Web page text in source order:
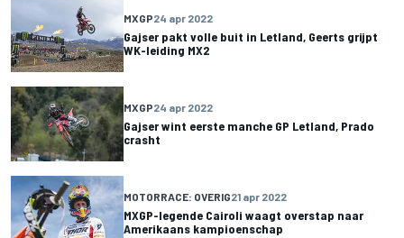
MXGP24 apr 2022
Gajser pakt volle buit in Letland, Geerts grijpt
WK-leiding MX2
MXGP24 apr 2022
Gajser wint eerste manche GP Letland, Prado
crasht
MOTORRACE: OVERIG21 apr 2022
MXGP-legende Cairoli waagt overstap naar
Amerikaans kampioenschap